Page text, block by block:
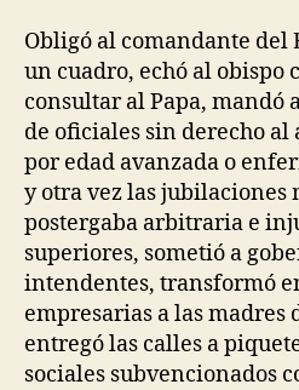
Obligó al comandante del
un cuadro, echó al obispo
consultar al Papa, mandó
de oficiales sin derecho
por edad avanzada o
y otra vez las
postergaba arbitraria e
superiores, sometió a
intendentes, transformó
empresarias a las madres
entregó las calles a
sociales subvencionados